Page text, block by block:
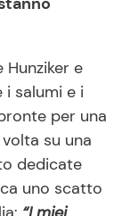
e
i salumi e i
per una
su una
dedicate
uno scatto